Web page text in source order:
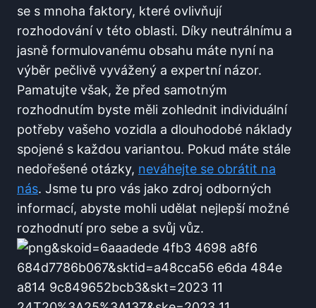
se s mnoha faktory, které ovlivňují
rozhodování v této oblasti. Díky neutrálnímu a
jasně formulovanému obsahu máte nyní na
výběr pečlivě vyvážený a expertní názor.
Pamatujte však, že před samotným
rozhodnutím byste měli zohlednit individuální
potřeby vašeho vozidla a dlouhodobé náklady
spojené s každou variantou. Pokud máte stále
nedořešené otázky, neváhejte se obrátit na
nás. Jsme tu pro vás jako zdroj odborných
informací, abyste mohli udělat nejlepší možné
rozhodnutí pro sebe a svůj vůz.